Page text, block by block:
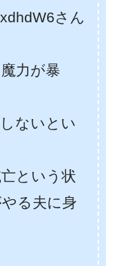
さん
力が暴
ないとい
という状
る夫に身